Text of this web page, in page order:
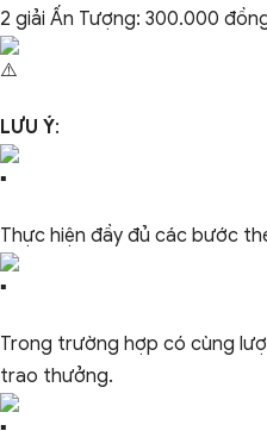
2 giải Ấn Tượng: 300.000
LƯU Ý:
Thực hiện đầy đủ các bước
Trong trường hợp có cùng
trao thưởng.